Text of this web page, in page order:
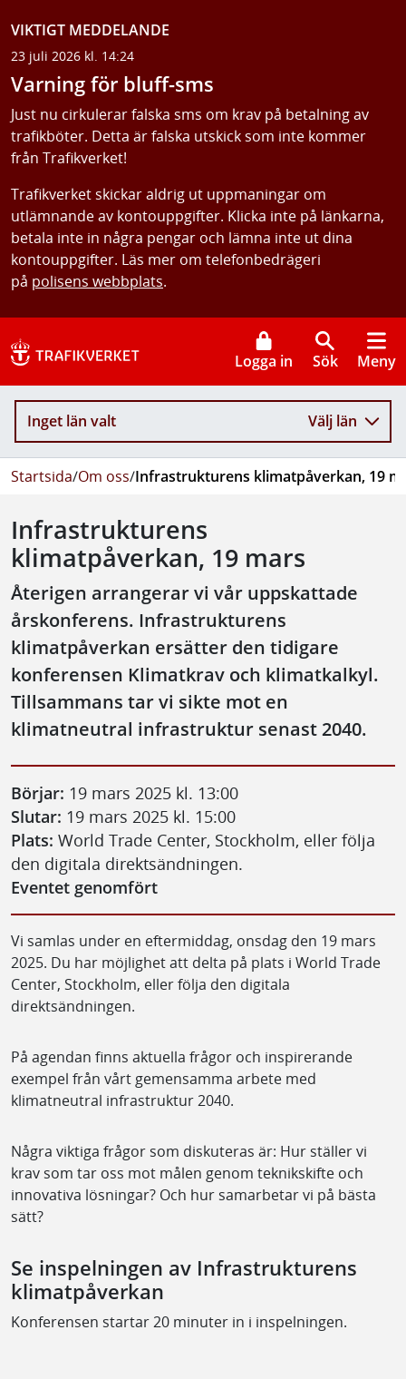
VIKTIGT MEDDELANDE
23 juli 2026 kl. 14:24
Varning för bluff-sms
Just nu cirkulerar falska sms om krav på betalning av
trafikböter. Detta är falska utskick som inte kommer
från Trafikverket!
Trafikverket skickar aldrig ut uppmaningar om
utlämnande av kontouppgifter. Klicka inte på länkarna,
betala inte in några pengar och lämna inte ut dina
kontouppgifter. Läs mer om telefonbedrägeri
på polisens webbplats.
Logga in Sök Meny
Inget län valt Välj län
Startsida/Om oss/Infrastrukturens klimatpåverkan, 19
Infrastrukturens
klimatpåverkan, 19 mars
Återigen arrangerar vi vår uppskattade
årskonferens. Infrastrukturens
klimatpåverkan ersätter den tidigare
konferensen Klimatkrav och klimatkalkyl.
Tillsammans tar vi sikte mot en
klimatneutral infrastruktur senast 2040.
Börjar: 19 mars 2025 kl. 13:00
Slutar: 19 mars 2025 kl. 15:00
Plats: World Trade Center, Stockholm, eller följa
den digitala direktsändningen.
Eventet genomfört
Vi samlas under en eftermiddag, onsdag den 19 mars
2025. Du har möjlighet att delta på plats i World Trade
Center, Stockholm, eller följa den digitala
direktsändningen.
På agendan finns aktuella frågor och inspirerande
exempel från vårt gemensamma arbete med
klimatneutral infrastruktur 2040.
Några viktiga frågor som diskuteras är: Hur ställer vi
krav som tar oss mot målen genom teknikskifte och
innovativa lösningar? Och hur samarbetar vi på bästa
sätt?
Se inspelningen av Infrastrukturens
klimatpåverkan
Konferensen startar 20 minuter in i inspelningen.